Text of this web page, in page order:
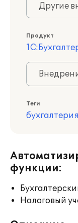
Другие
Продукт
Теги
бухгалтерия
функции:
Налоговый